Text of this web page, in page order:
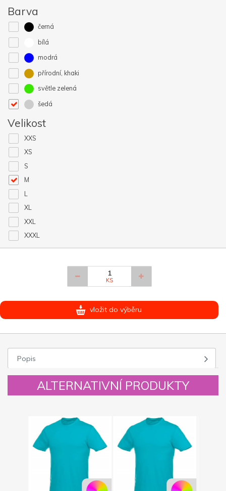
Barva
černá
bílá
modrá
přírodní, khaki
světle zelená
šedá
Velikost
XXS
XS
S
M
L
XL
XXL
XXXL
KS
vložit do výběru
Popis
ALTERNATIVNÍ PRODUKTY